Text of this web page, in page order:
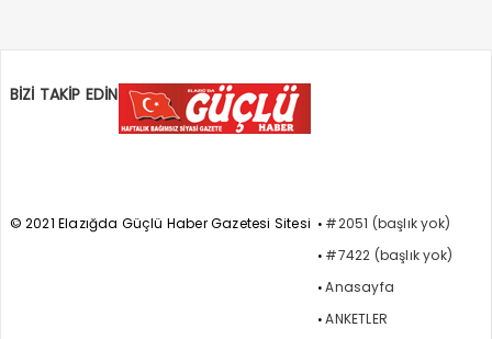
BİZİ TAKİP EDİN
© 2021 Elazığda Güçlü Haber Gazetesi Sitesi
#2051 (başlık yok)
#7422 (başlık yok)
Anasayfa
ANKETLER